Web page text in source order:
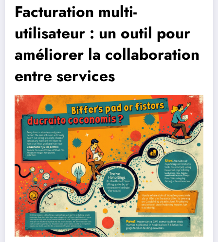
Facturation multi-
utilisateur : un outil pour
améliorer la collaboration
entre services